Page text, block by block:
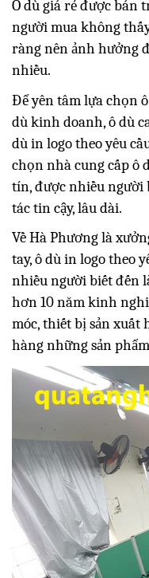
Ô dù giá rẻ được
người mua không
ràng nên ảnh hưởng
nhiều.
Để yên tâm lựa chọn
dù kinh doanh, ô dù
dù in logo theo yêu
chọn nhà cung cấp ô
tín, được nhiều người
tác tin cậy, lâu dài.
Về Hà Phương là
tay, ô dù in logo theo
nhiều người biết đến
hơn 10 năm kinh
móc, thiết bị sản xuất
hàng những sản